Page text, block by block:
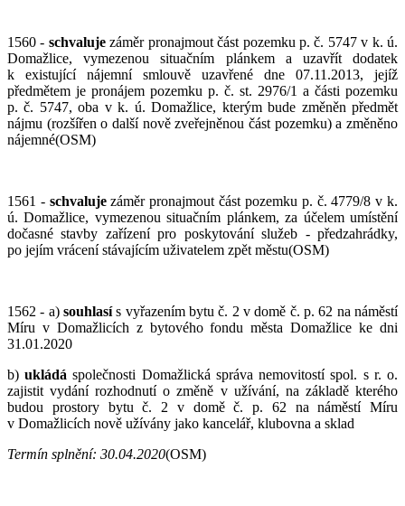
1560 - schvalujezáměr pronajmout část pozemku p. č. 5747 v k. ú.
Domažlice, vymezenou situačním plánkem a uzavřít dodatek
k existující nájemní smlouvě uzavřené dne 07.11.2013, jejíž
předmětem je pronájem pozemku p. č. st. 2976/1 a části pozemku
p. č. 5747, oba v k. ú. Domažlice, kterým bude změněn předmět
nájmu (rozšířen o další nově zveřejněnou část pozemku) a změněno
nájemné(OSM)
1561 - schvalujezáměr pronajmout část pozemku p. č. 4779/8 v k.
ú. Domažlice, vymezenou situačním plánkem, za účelem umístění
dočasné stavby zařízení pro poskytování služeb - předzahrádky,
po jejím vrácení stávajícím uživatelem zpět městu(OSM)
1562 - a) souhlasís vyřazením bytu č. 2 v domě č. p. 62 na náměstí
Míru v Domažlicích z bytového fondu města Domažlice ke dni
31.01.2020
b)ukládáspolečnosti Domažlická správa nemovitostí spol. s r. o.
zajistit vydání rozhodnutí o změně v užívání, na základě kterého
budou prostory bytu č. 2 v domě č. p. 62 na náměstí Míru
v Domažlicích nově užívány jako kancelář, klubovna a sklad
Termín splnění: 30.04.2020(OSM)